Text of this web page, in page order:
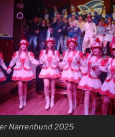
Narrenbund 2025